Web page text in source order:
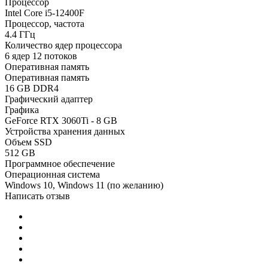
Процессор
Intel Core i5-12400F
Процессор, частота
4.4 ГГц
Количество ядер процессора
6 ядер 12 потоков
Оперативная память
Оперативная память
16 GB DDR4
Графический адаптер
Графика
GeForce RTX 3060Ti - 8 GB
Устройства хранения данных
Объем SSD
512 GB
Программное обеспечение
Операционная система
Windows 10, Windows 11 (по желанию)
Написать отзыв